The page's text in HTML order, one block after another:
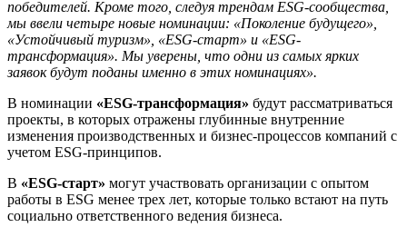
победителей. Кроме того, следуя трендам ESG-сообщества,
мы ввели четыре новые номинации: «Поколение будущего»,
«Устойчивый туризм», «ESG-старт» и «ESG-
трансформация». Мы уверены, что одни из самых ярких
заявок будут поданы именно в этих номинациях».
В номинации «ESG-трансформация» будут рассматриваться
проекты, в которых отражены глубинные внутренние
изменения производственных и бизнес-процессов компаний с
учетом ESG-принципов.
В «ESG-старт» могут участвовать организации с опытом
работы в ESG менее трех лет, которые только встают на путь
социально ответственного ведения бизнеса.